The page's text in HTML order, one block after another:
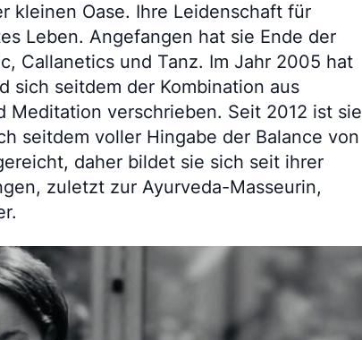
kleinen Oase. Ihre Leidenschaft für
Leben. Angefangen hat sie Ende der
Callanetics und Tanz. Im Jahr 2005 hat
sich seitdem der Kombination aus
verschrieben. Seit 2012 ist sie
seitdem voller Hingabe der Balance von
daher bildet sie sich seit ihrer
zuletzt zur Ayurveda-Masseurin,